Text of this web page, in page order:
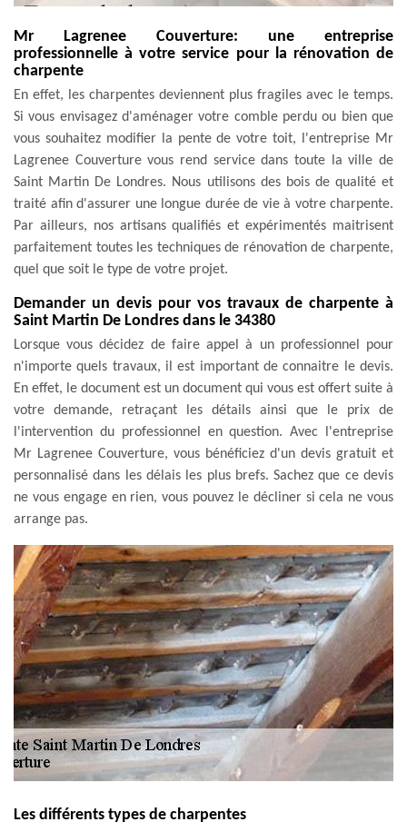
Mr Lagrenee Couverture: une entreprise
professionnelle à votre service pour la rénovation de
charpente
En effet, les charpentes deviennent plus fragiles avec le temps.
Si vous envisagez d'aménager votre comble perdu ou bien que
vous souhaitez modifier la pente de votre toit, l'entreprise Mr
Lagrenee Couverture vous rend service dans toute la ville de
Saint Martin De Londres. Nous utilisons des bois de qualité et
traité afin d'assurer une longue durée de vie à votre charpente.
Par ailleurs, nos artisans qualifiés et expérimentés maitrisent
parfaitement toutes les techniques de rénovation de charpente,
quel que soit le type de votre projet.
Demander un devis pour vos travaux de charpente à
Saint Martin De Londres dans le 34380
Lorsque vous décidez de faire appel à un professionnel pour
n'importe quels travaux, il est important de connaitre le devis.
En effet, le document est un document qui vous est offert suite à
votre demande, retraçant les détails ainsi que le prix de
l'intervention du professionnel en question. Avec l'entreprise
Mr Lagrenee Couverture, vous bénéficiez d'un devis gratuit et
personnalisé dans les délais les plus brefs. Sachez que ce devis
ne vous engage en rien, vous pouvez le décliner si cela ne vous
arrange pas.
Les différents types de charpentes